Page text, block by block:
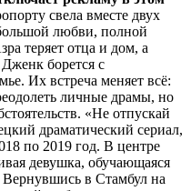
свела вместе двух
любви, полной
теряет отца и дом, а
борется с
Их встреча меняет всё:
личные драмы, но
«Не отпускай
драматический сериал,
по 2019 год. В центре
девушка, обучающаяся
в Стамбул на